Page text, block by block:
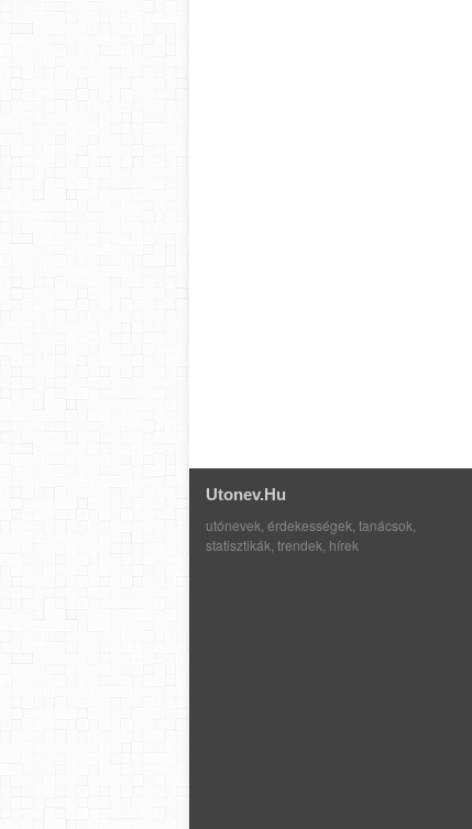
Utonev.hu
utónevek, érdekességek, tanácsok,
statisztikák, trendek, hírek